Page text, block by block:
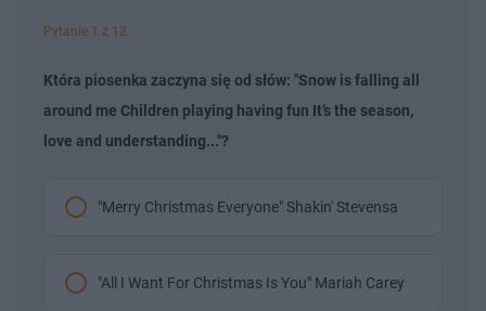
Pytanie 1 z 12
Która piosenka zaczyna się od słów: "Snow is falling all
around me Children playing having fun It’s the season,
love and understanding..."?
"Merry Christmas Everyone" Shakin' Stevensa
"All I Want For Christmas Is You" Mariah Carey